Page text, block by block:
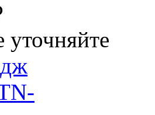
уточняйте